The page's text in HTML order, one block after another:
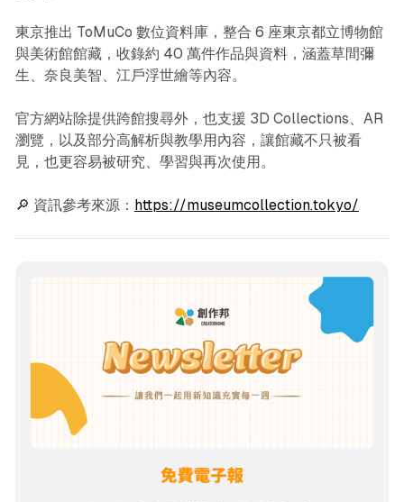
東京推出 ToMuCo 數位資料庫，整合 6 座東京都立博物館
與美術館館藏，收錄約 40 萬件作品與資料，涵蓋草間彌
生、奈良美智、江戶浮世繪等內容。
官方網站除提供跨館搜尋外，也支援 3D Collections、AR
瀏覽，以及部分高解析與教學用內容，讓館藏不只被看
見，也更容易被研究、學習與再次使用。
🔎 資訊參考來源： https://museumcollection.tokyo/